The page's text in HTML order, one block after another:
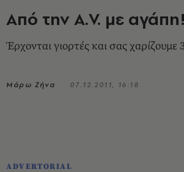
Από την A.V. με αγάπη!
Έρχονται γιορτές και σας
Μάρω Ζήνα 07.12.2011, 16:18
ADVERTORIAL